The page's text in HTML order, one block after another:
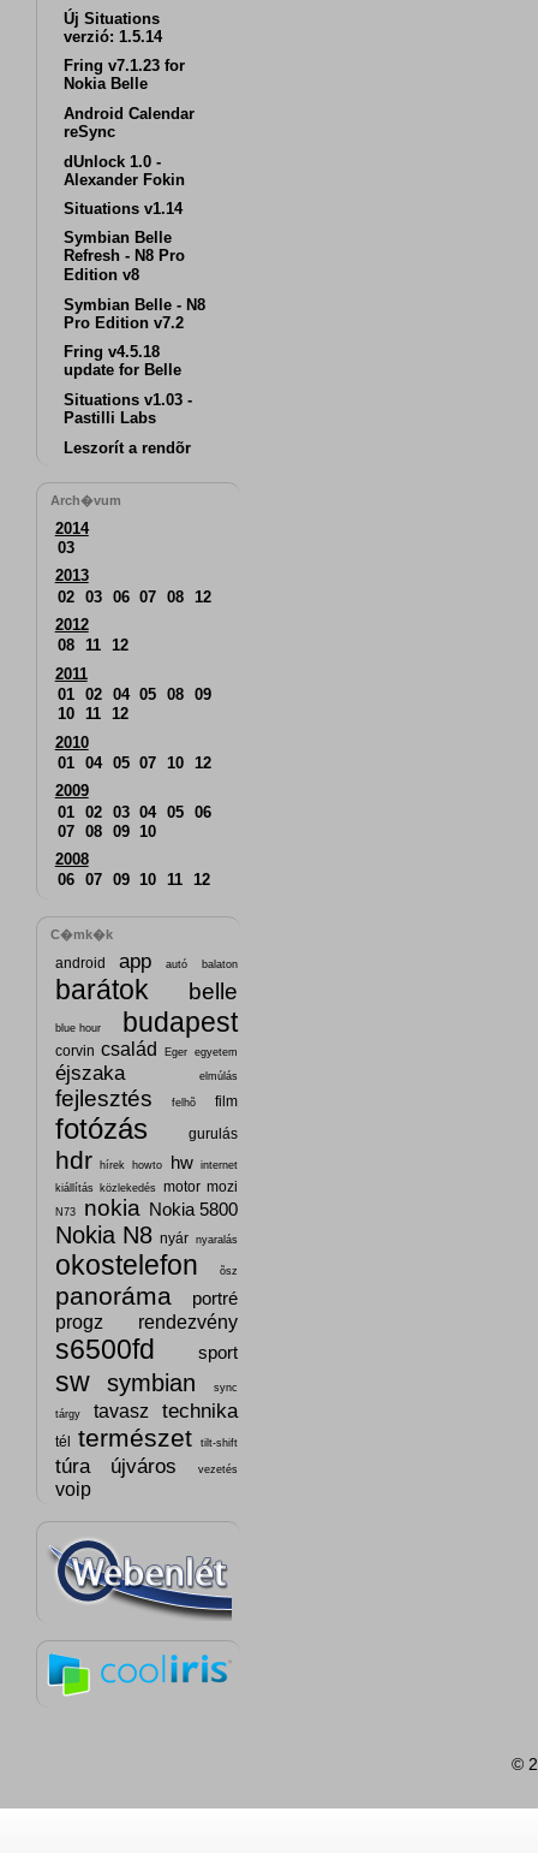
Új Situations
verzió: 1.5.14
Fring v7.1.23 for
Nokia Belle
Android Calendar
reSync
dUnlock 1.0 -
Alexander Fokin
Situations v1.14
Symbian Belle
Refresh - N8 Pro
Edition v8
Symbian Belle - N8
Pro Edition v7.2
Fring v4.5.18
update for Belle
Situations v1.03 -
Pastilli Labs
Leszorít a rendõr
Arch�vum
2014
03
2013
02 03 06 07 08
12
2012
08 11
12
2011
01 02 04 05 08 09
10 11
12
2010
01 04 05 07 10 12
2009
01 02 03 04 05 06
07 08 09
10
2008
06 07 09 10 11 12
C�mk�k
android app autó balaton
barátok belle
blue hour budapest
corvin család Eger egyetem
éjszaka elmúlás
fejlesztés felhõ film
fotózás gurulás
hdr hírek howto hw
internet
kiállítás
közlekedés motor mozi
N73 nokia Nokia 5800
Nokia N8 nyár nyaralás
okostelefon õsz
panoráma portré
progz rendezvény
s6500fd sport
sw symbian sync
tárgy tavasz technika
tél természet tilt-shift
túra újváros vezetés
voip
©